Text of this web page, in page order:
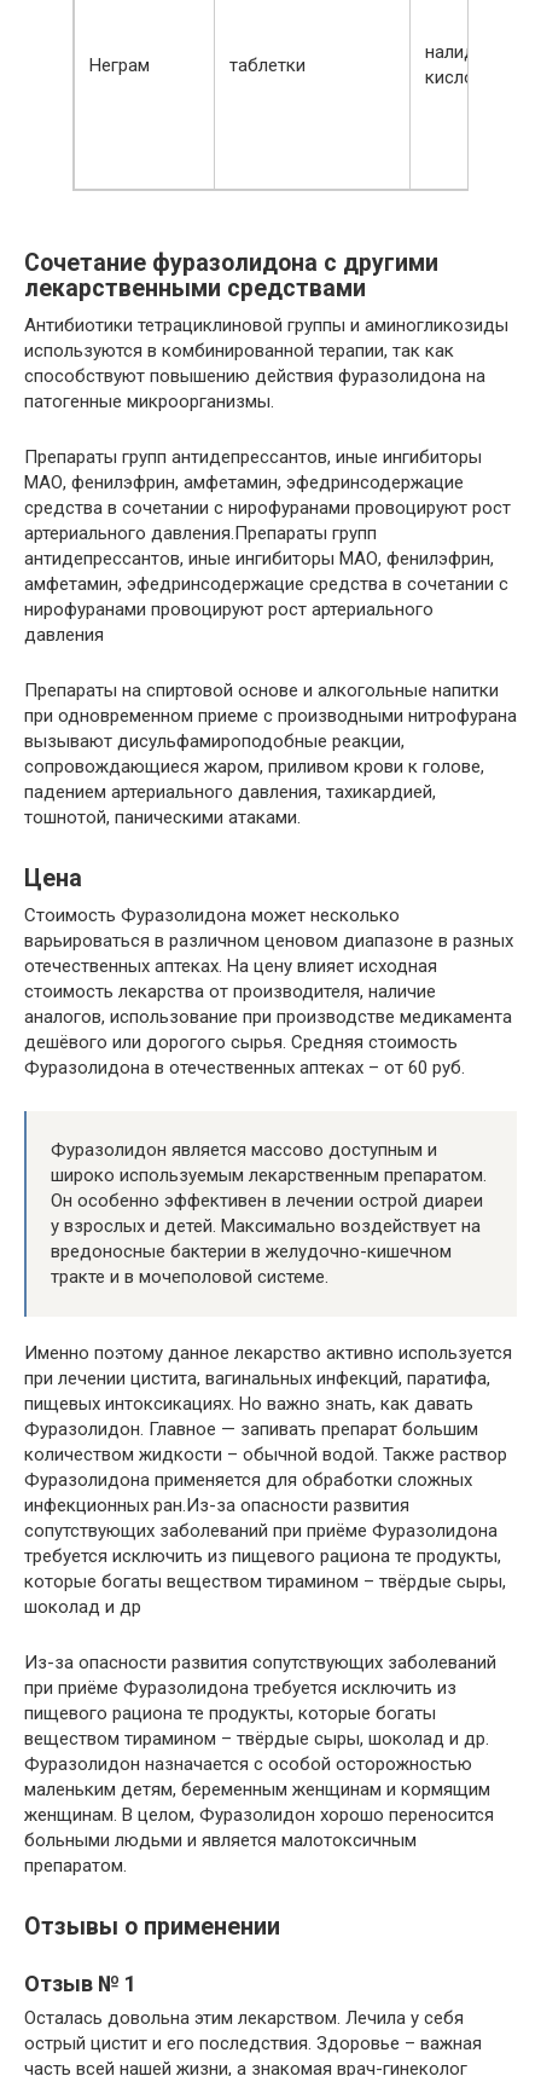
Неграм таблетки
кислота
Сочетание фуразолидона с другими
лекарственными средствами
Антибиотики тетрациклиновой группы и аминогликозиды
используются в комбинированной терапии, так как
способствуют повышению действия фуразолидона на
патогенные микроорганизмы.
Препараты групп антидепрессантов, иные ингибиторы
МАО, фенилэфрин, амфетамин, эфедринсодержацие
средства в сочетании с нирофуранами провоцируют рост
артериального давления.Препараты групп
антидепрессантов, иные ингибиторы МАО, фенилэфрин,
амфетамин, эфедринсодержацие средства в сочетании с
нирофуранами провоцируют рост артериального
давления
Препараты на спиртовой основе и алкогольные напитки
при одновременном приеме с производными нитрофурана
вызывают дисульфамироподобные реакции,
сопровождающиеся жаром, приливом крови к голове,
падением артериального давления, тахикардией,
тошнотой, паническими атаками.
Цена
Стоимость Фуразолидона может несколько
варьироваться в различном ценовом диапазоне в разных
отечественных аптеках. На цену влияет исходная
стоимость лекарства от производителя, наличие
аналогов, использование при производстве медикамента
дешёвого или дорогого сырья. Средняя стоимость
Фуразолидона в отечественных аптеках – от 60 руб.
Фуразолидон является массово доступным и
широко используемым лекарственным препаратом.
Он особенно эффективен в лечении острой диареи
у взрослых и детей. Максимально воздействует на
вредоносные бактерии в желудочно-кишечном
тракте и в мочеполовой системе.
Именно поэтому данное лекарство активно используется
при лечении цистита, вагинальных инфекций, паратифа,
пищевых интоксикациях. Но важно знать, как давать
Фуразолидон. Главное — запивать препарат большим
количеством жидкости – обычной водой. Также раствор
Фуразолидона применяется для обработки сложных
инфекционных ран.Из-за опасности развития
сопутствующих заболеваний при приёме Фуразолидона
требуется исключить из пищевого рациона те продукты,
которые богаты веществом тирамином – твёрдые сыры,
шоколад и др
Из-за опасности развития сопутствующих заболеваний
при приёме Фуразолидона требуется исключить из
пищевого рациона те продукты, которые богаты
веществом тирамином – твёрдые сыры, шоколад и др.
Фуразолидон назначается с особой осторожностью
маленьким детям, беременным женщинам и кормящим
женщинам. В целом, Фуразолидон хорошо переносится
больными людьми и является малотоксичным
препаратом.
Отзывы о применении
Отзыв № 1
Осталась довольна этим лекарством. Лечила у себя
острый цистит и его последствия. Здоровье – важная
часть всей нашей жизни, а знакомая врач-гинеколог